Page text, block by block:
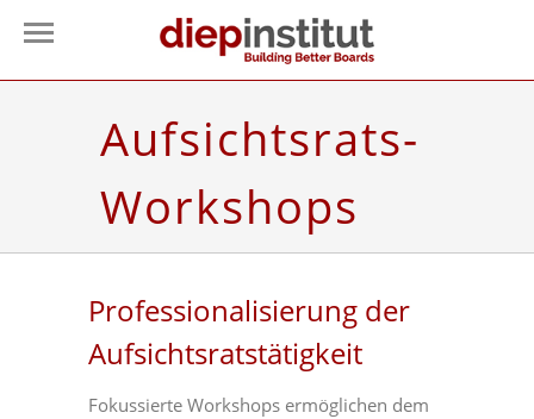
Aufsichtsrats-
Workshops
Professionalisierung der
Aufsichtsratstätigkeit
Fokussierte Workshops ermöglichen dem